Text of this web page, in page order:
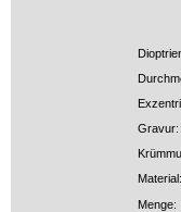
Gravur:
Material:
Menge: